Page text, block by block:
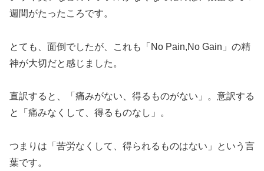
週間がたったころです。
とても、面倒でしたが、これも「No Pain,No Gain」の精
神が大切だと感じました。
直訳すると、「痛みがない、得るものがない」。意訳する
と「痛みなくして、得るものなし」。
つまりは「苦労なくして、得られるものはない」という言
葉です。